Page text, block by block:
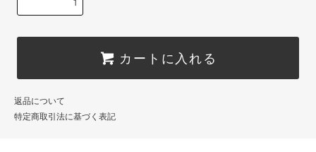
カートに入れる
返品について
特定商取引法に基づく表記